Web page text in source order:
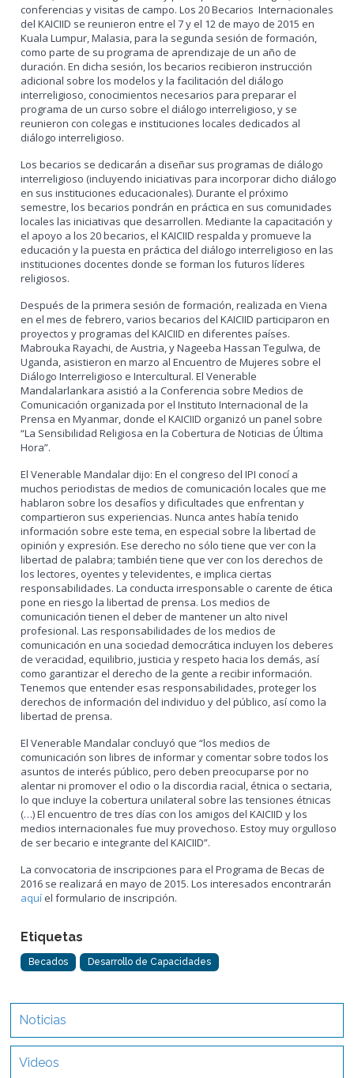
conferencias y visitas de campo. Los 20 Becarios Internacionales
del KAICIID se reunieron entre el 7 y el 12 de mayo de 2015 en
Kuala Lumpur, Malasia, para la segunda sesión de formación,
como parte de su programa de aprendizaje de un año de
duración. En dicha sesión, los becarios recibieron instrucción
adicional sobre los modelos y la facilitación del diálogo
interreligioso, conocimientos necesarios para preparar el
programa de un curso sobre el diálogo interreligioso, y se
reunieron con colegas e instituciones locales dedicados al
diálogo interreligioso.
Los becarios se dedicarán a diseñar sus programas de diálogo
interreligioso (incluyendo iniciativas para incorporar dicho diálogo
en sus instituciones educacionales). Durante el próximo
semestre, los becarios pondrán en práctica en sus comunidades
locales las iniciativas que desarrollen. Mediante la capacitación y
el apoyo a los 20 becarios, el KAICIID respalda y promueve la
educación y la puesta en práctica del diálogo interreligioso en las
instituciones docentes donde se forman los futuros líderes
religiosos.
Después de la primera sesión de formación, realizada en Viena
en el mes de febrero, varios becarios del KAICIID participaron en
proyectos y programas del KAICIID en diferentes países.
Mabrouka Rayachi, de Austria, y Nageeba Hassan Tegulwa, de
Uganda, asistieron en marzo al Encuentro de Mujeres sobre el
Diálogo Interreligioso e Intercultural. El Venerable
Mandalarlankara asistió a la Conferencia sobre Medios de
Comunicación organizada por el Instituto Internacional de la
Prensa en Myanmar, donde el KAICIID organizó un panel sobre
“La Sensibilidad Religiosa en la Cobertura de Noticias de Última
Hora”.
El Venerable Mandalar dijo: En el congreso del IPI conocí a
muchos periodistas de medios de comunicación locales que me
hablaron sobre los desafíos y dificultades que enfrentan y
compartieron sus experiencias. Nunca antes había tenido
información sobre este tema, en especial sobre la libertad de
opinión y expresión. Ese derecho no sólo tiene que ver con la
libertad de palabra; también tiene que ver con los derechos de
los lectores, oyentes y televidentes, e implica ciertas
responsabilidades. La conducta irresponsable o carente de ética
pone en riesgo la libertad de prensa. Los medios de
comunicación tienen el deber de mantener un alto nivel
profesional. Las responsabilidades de los medios de
comunicación en una sociedad democrática incluyen los deberes
de veracidad, equilibrio, justicia y respeto hacia los demás, así
como garantizar el derecho de la gente a recibir información.
Tenemos que entender esas responsabilidades, proteger los
derechos de información del individuo y del público, así como la
libertad de prensa.
El Venerable Mandalar concluyó que “los medios de
comunicación son libres de informar y comentar sobre todos los
asuntos de interés público, pero deben preocuparse por no
alentar ni promover el odio o la discordia racial, étnica o sectaria,
lo que incluye la cobertura unilateral sobre las tensiones étnicas
(…) El encuentro de tres días con los amigos del KAICIID y los
medios internacionales fue muy provechoso. Estoy muy orgulloso
de ser becario e integrante del KAICIID”.
La convocatoria de inscripciones para el Programa de Becas de
2016 se realizará en mayo de 2015. Los interesados encontrarán
aquí el formulario de inscripción.
Etiquetas
Becados Desarrollo de Capacidades
Noticias
Videos